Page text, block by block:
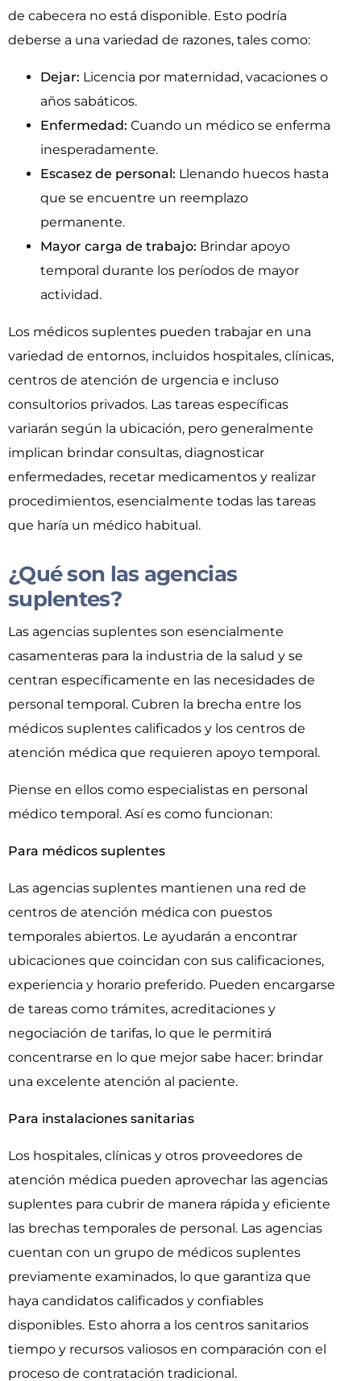
de cabecera no está disponible. Esto podría
deberse a una variedad de razones, tales como:
Dejar: Licencia por maternidad, vacaciones o
años sabáticos.
Enfermedad: Cuando un médico se enferma
inesperadamente.
Escasez de personal: Llenando huecos hasta
que se encuentre un reemplazo
permanente.
Mayor carga de trabajo: Brindar apoyo
temporal durante los períodos de mayor
actividad.
Los médicos suplentes pueden trabajar en una
variedad de entornos, incluidos hospitales, clínicas,
centros de atención de urgencia e incluso
consultorios privados. Las tareas específicas
variarán según la ubicación, pero generalmente
implican brindar consultas, diagnosticar
enfermedades, recetar medicamentos y realizar
procedimientos, esencialmente todas las tareas
que haría un médico habitual.
¿Qué son las agencias
suplentes?
Las agencias suplentes son esencialmente
casamenteras para la industria de la salud y se
centran específicamente en las necesidades de
personal temporal. Cubren la brecha entre los
médicos suplentes calificados y los centros de
atención médica que requieren apoyo temporal.
Piense en ellos como especialistas en personal
médico temporal. Así es como funcionan:
Para médicos suplentes
Las agencias suplentes mantienen una red de
centros de atención médica con puestos
temporales abiertos. Le ayudarán a encontrar
ubicaciones que coincidan con sus calificaciones,
experiencia y horario preferido. Pueden encargarse
de tareas como trámites, acreditaciones y
negociación de tarifas, lo que le permitirá
concentrarse en lo que mejor sabe hacer: brindar
una excelente atención al paciente.
Para instalaciones sanitarias
Los hospitales, clínicas y otros proveedores de
atención médica pueden aprovechar las agencias
suplentes para cubrir de manera rápida y eficiente
las brechas temporales de personal. Las agencias
cuentan con un grupo de médicos suplentes
previamente examinados, lo que garantiza que
haya candidatos calificados y confiables
disponibles. Esto ahorra a los centros sanitarios
tiempo y recursos valiosos en comparación con el
proceso de contratación tradicional.